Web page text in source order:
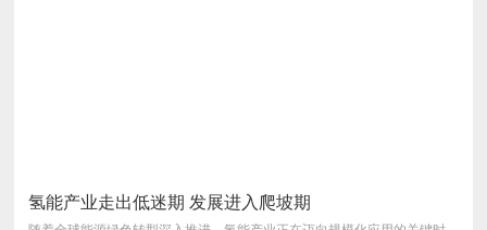
氢能产业走出低迷期 发展进入爬坡期